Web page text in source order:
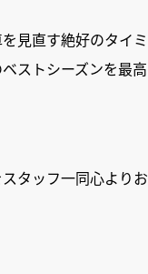
見直す絶好のタイミ
ストシーズンを最
タッフ一同心より